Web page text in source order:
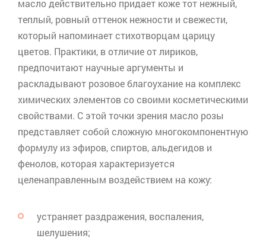
масло действительно придает коже тот нежный,
теплый, ровный оттенок нежности и свежести,
который напоминает стихотворцам царицу
цветов. Практики, в отличие от лириков,
предпочитают научные аргументы и
раскладывают розовое благоухание на комплекс
химических элементов со своими косметическими
свойствами. С этой точки зрения масло розы
представляет собой сложную многокомпонентную
формулу из эфиров, спиртов, альдегидов и
фенолов, которая характеризуется
целенаправленным воздействием на кожу:
устраняет раздражения, воспаления,
шелушения;